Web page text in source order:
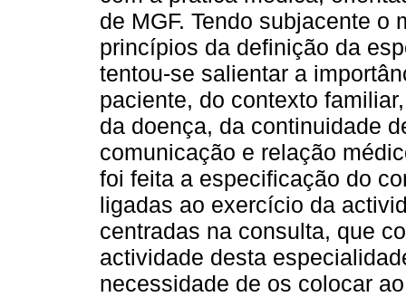
de MGF. Tendo subjacente o
princípios da definição da
tentou-se salientar a
paciente, do contexto
da doença, da continuidade
comunicação e relação
foi feita a especificação do
ligadas ao exercício da
centradas na consulta, que
actividade desta
necessidade de os colocar